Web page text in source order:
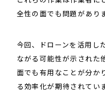
全性の面でも問題があり
今回、ドローンを活用し
ながる可能性が示された
面でも有用なことが分か
る効率化が期待されてい